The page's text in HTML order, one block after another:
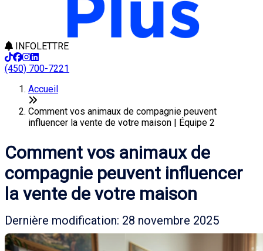
INFOLETTRE
(450) 700-7221
Accueil
Comment vos animaux de compagnie peuvent
influencer la vente de votre maison | Équipe 2
Comment vos animaux de
compagnie peuvent influencer
la vente de votre maison
Dernière modification: 28 novembre 2025